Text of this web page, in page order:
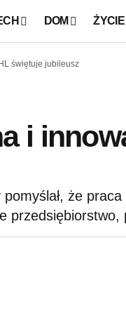
DOM ŻYCIE
świętuje jubileusz
i
że praca
przedsiębiorstwo,